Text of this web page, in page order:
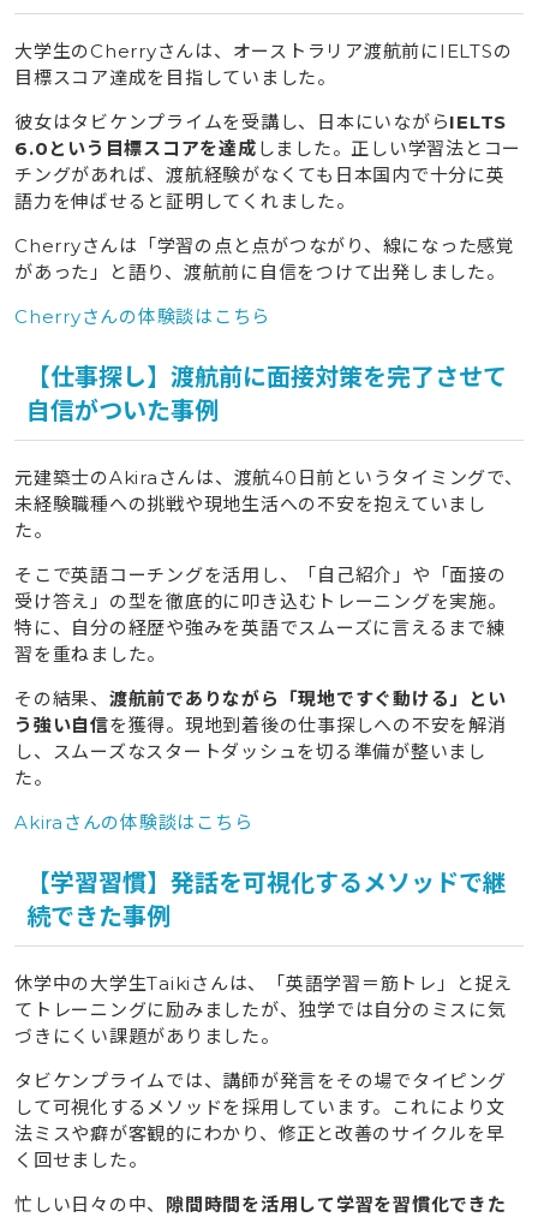
大学生のCherryさんは、オーストラリア渡航前にIELTSの
目標スコア達成を目指していました。
彼女はタビケンプライムを受講し、日本にいながらIELTS
6.0という目標スコアを達成 しました。正しい学習法とコー
チングがあれば、渡航経験がなくても日本国内で十分に英
語力を伸ばせると証明してくれました。
Cherryさんは「学習の点と点がつながり、線になった感覚
があった」と語り、渡航前に自信をつけて出発しました。
Cherryさんの体験談はこちら
【仕事探し】渡航前に面接対策を完了させて
自信がついた事例
元建築士のAkiraさんは、渡航40日前というタイミングで、
未経験職種への挑戦や現地生活への不安を抱えていまし
た。
そこで英語コーチングを活用し、「自己紹介」や「面接の
受け答え」の型を徹底的に叩き込むトレーニングを実施。
特に、自分の経歴や強みを英語でスムーズに言えるまで練
習を重ねました。
その結果、 渡航前でありながら「現地ですぐ動ける」とい
う強い自信を獲得。現地到着後の仕事探しへの不安を解消
し、スムーズなスタートダッシュを切る準備が整いまし
た。
Akiraさんの体験談はこちら
【学習習慣】発話を可視化するメソッドで継
続できた事例
休学中の大学生Taikiさんは、「英語学習＝筋トレ」と捉え
てトレーニングに励みましたが、独学では自分のミスに気
づきにくい課題がありました。
タビケンプライムでは、講師が発言をその場でタイピング
して可視化するメソッドを採用しています。これにより文
法ミスや癖が客観的にわかり、修正と改善のサイクルを早
く回せました。
忙しい日々の中、 隙間時間を活用して学習を習慣化できた